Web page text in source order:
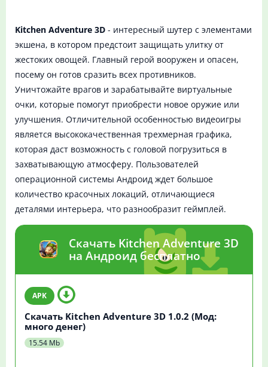
Kitchen Adventure 3D - интересный шутер с элементами
экшена, в котором предстоит защищать улитку от
жестоких овощей. Главный герой вооружен и опасен,
посему он готов сразить всех противников.
Уничтожайте врагов и зарабатывайте виртуальные
очки, которые помогут приобрести новое оружие или
улучшения. Отличительной особенностью видеоигры
является высококачественная трехмерная графика,
которая даст возможность с головой погрузиться в
захватывающую атмосферу. Пользователей
операционной системы Андроид ждет большое
количество красочных локаций, отличающиеся
деталями интерьера, что разнообразит геймплей.
Скачать Kitchen Adventure 3D
на Андроид бесплатно
Скачать Kitchen Adventure 3D 1.0.2 (Мод:
много денег)
15.54 Mb